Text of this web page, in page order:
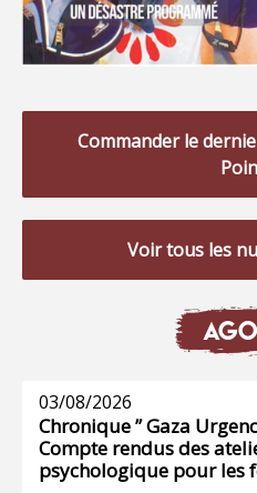
Commander le
Voir tous les
03/08/2026
Chronique ” Gaza
Compte rendus des
psychologique pour les